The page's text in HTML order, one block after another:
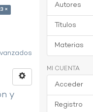
×
y
Autores
Títulos
Materias
MI CUENTA
Acceder
Registro